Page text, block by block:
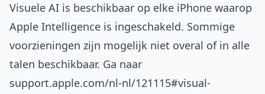
Visuele AI is beschikbaar op elke iPhone waarop
Apple Intelligence is ingeschakeld. Sommige
voorzieningen zijn mogelijk niet overal of in alle
talen beschikbaar. Ga naar
support.apple.com/nl-nl/121115#visual-